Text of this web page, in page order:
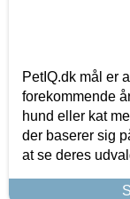
PetIQ.dk mål er
forekommende
hund eller kat
der baserer sig
at se deres